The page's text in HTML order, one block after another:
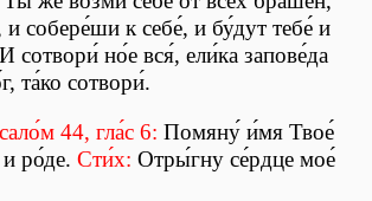
и собере́ши к себе́, и бу́дут тебе́ и
но́е вся́, ели́ка запове́да
та́ко сотвори́.
44, гла́с 6: Помяну́ и́мя Твое́
ро́де. Сти́х: Отры́гну се́рдце мое́